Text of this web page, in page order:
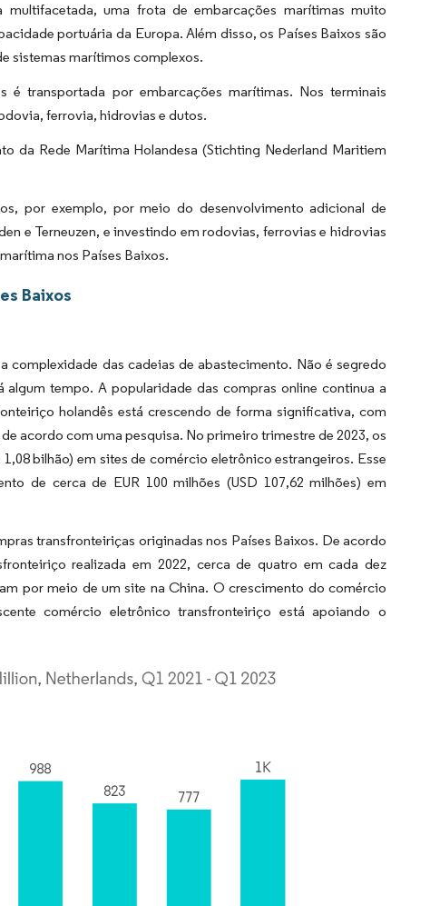
uma frota de embarcações marítimas muito
portuária da Europa. Além disso, os Países Baixos são
sistemas marítimos complexos.
transportada por embarcações marítimas. Nos terminais
ferrovia, hidrovias e dutos.
da Rede Marítima Holandesa (Stichting Nederland Maritiem
por exemplo, por meio do desenvolvimento adicional de
e Terneuzen, e investindo em rodovias, ferrovias e hidrovias
nos Países Baixos.
Baixos
das cadeias de abastecimento. Não é segredo
tempo. A popularidade das compras online continua a
holandês está crescendo de forma significativa, com
acordo com uma pesquisa. No primeiro trimestre de 2023, os
bilhão) em sites de comércio eletrônico estrangeiros. Esse
de cerca de EUR 100 milhões (USD 107,62 milhões) em
transfronteiriças originadas nos Países Baixos. De acordo
realizada em 2022, cerca de quatro em cada dez
por meio de um site na China. O crescimento do comércio
comércio eletrônico transfronteiriço está apoiando o